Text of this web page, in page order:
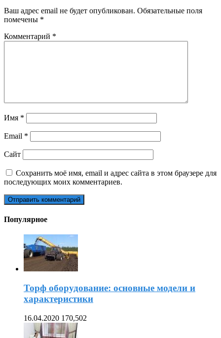
Ваш адрес email не будет опубликован. Обязательные поля
помечены *
Комментарий *
Имя *
Email *
Сайт
Сохранить моё имя, email и адрес сайта в этом браузере для
последующих моих комментариев.
Популярное
Торф оборудование: основные модели и
характеристики
16.04.2020 170,502